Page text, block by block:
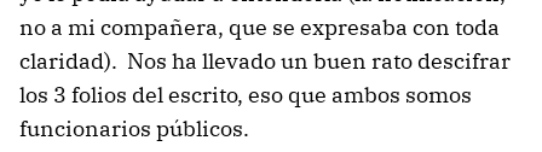
no a mi compañera, que se expresaba con toda
claridad). Nos ha llevado un buen rato descifrar
los 3 folios del escrito, eso que ambos somos
funcionarios públicos.